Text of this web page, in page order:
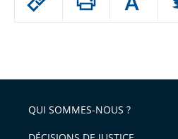
arriver
après
Augmenter
ou
l'article
pour
QUI SOMMES-NOUS ?